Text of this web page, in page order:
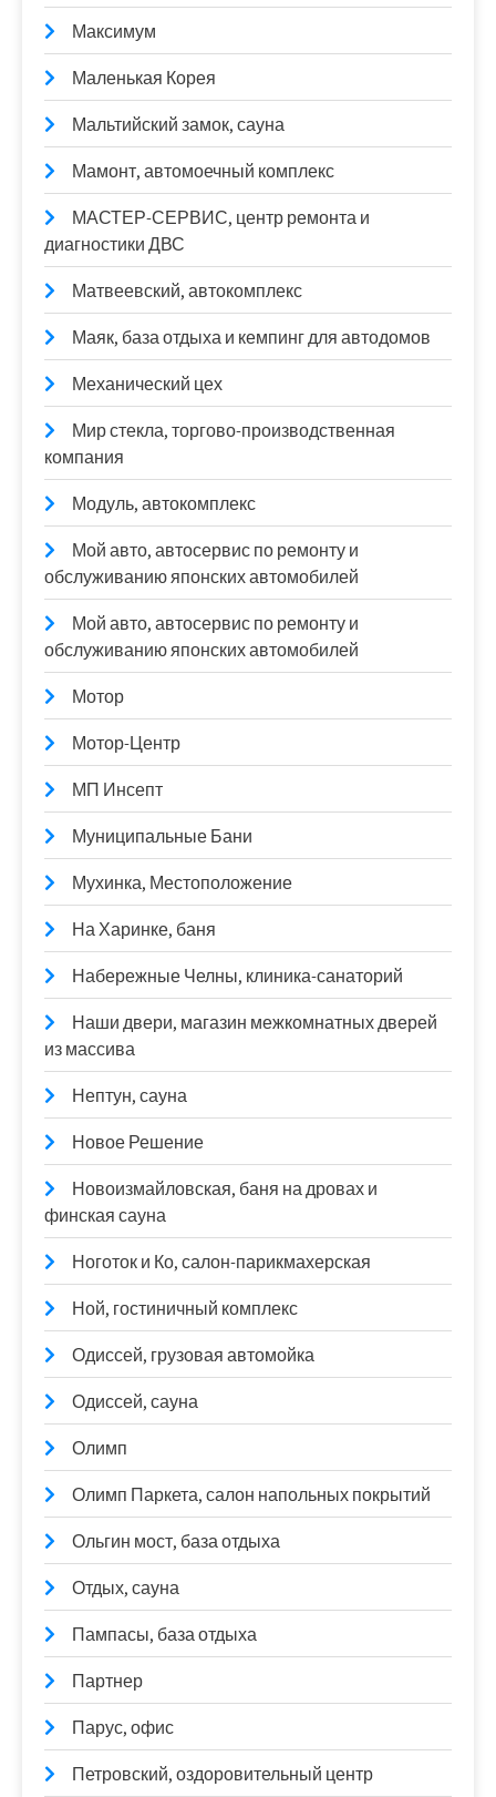
Максимум
Маленькая Корея
Мальтийский замок, сауна
Мамонт, автомоечный комплекс
МАСТЕР-СЕРВИС, центр ремонта и
диагностики ДВС
Матвеевский, автокомплекс
Маяк, база отдыха и кемпинг для автодомов
Механический цех
Мир стекла, торгово-производственная
компания
Модуль, автокомплекс
Мой авто, автосервис по ремонту и
обслуживанию японских автомобилей
Мой авто, автосервис по ремонту и
обслуживанию японских автомобилей
Мотор
Мотор-Центр
МП Инсепт
Муниципальные Бани
Мухинка, Местоположение
На Харинке, баня
Набережные Челны, клиника-санаторий
Наши двери, магазин межкомнатных дверей
из массива
Нептун, сауна
Новое Решение
Новоизмайловская, баня на дровах и
финская сауна
Ноготок и Ко, салон-парикмахерская
Ной, гостиничный комплекс
Одиссей, грузовая автомойка
Одиссей, сауна
Олимп
Олимп Паркета, салон напольных покрытий
Ольгин мост, база отдыха
Отдых, сауна
Пампасы, база отдыха
Партнер
Парус, офис
Петровский, оздоровительный центр